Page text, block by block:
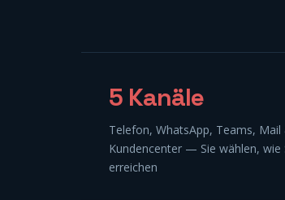
5 Kanäle
Telefon, WhatsApp, Teams, Mail
Kundencenter — Sie wählen, wie
erreichen